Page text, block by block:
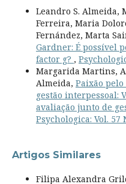
Leandro S. Almeida,
Ferreira, Maria
Fernández, Marta
Gardner: É possível
factor g? ,
Margarida Martins,
Almeida, Paixão
gestão interpessoal:
avaliação junto de
Psychologica: Vol. 57
Artigos Similares
Filipa Alexandra